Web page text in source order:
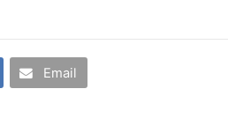
Email